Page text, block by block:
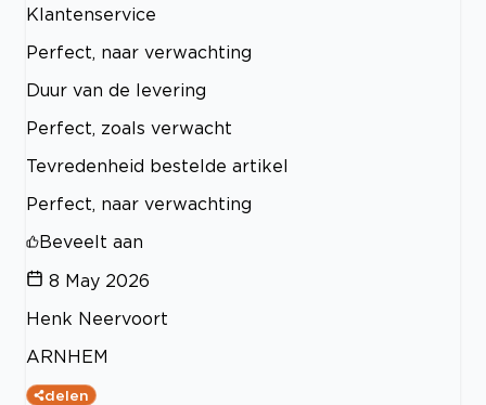
Klantenservice
Perfect, naar verwachting
Duur van de levering
Perfect, zoals verwacht
Tevredenheid bestelde artikel
Perfect, naar verwachting
Beveelt aan
8 May 2026
Henk Neervoort
ARNHEM
delen